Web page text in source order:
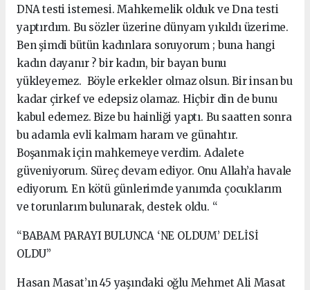
DNA testi istemesi. Mahkemelik olduk ve Dna testi
yaptırdım. Bu sözler üzerine dünyam yıkıldı üzerime.
Ben şimdi bütün kadınlara soruyorum ; buna hangi
kadın dayanır ? bir kadın, bir bayan bunu
yükleyemez. Böyle erkekler olmaz olsun. Bir insan bu
kadar çirkef ve edepsiz olamaz. Hiçbir din de bunu
kabul edemez. Bize bu hainliği yaptı. Bu saatten sonra
bu adamla evli kalmam haram ve günahtır.
Boşanmak için mahkemeye verdim. Adalete
güveniyorum. Süreç devam ediyor. Onu Allah’a havale
ediyorum. En kötü günlerimde yanımda çocuklarım
ve torunlarım bulunarak, destek oldu. “
“BABAM PARAYI BULUNCA ‘NE OLDUM’ DELİSİ
OLDU”
Hasan Masat’ın 45 yaşındaki oğlu Mehmet Ali Masat